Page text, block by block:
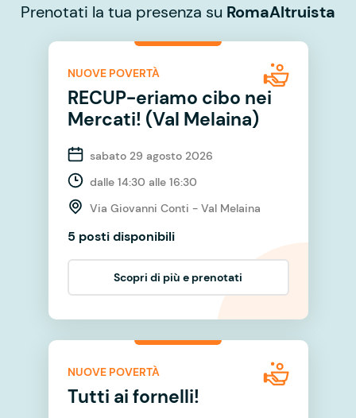
Prenotati la tua presenza su RomaAltruista
NUOVE POVERTÀ
RECUP-eriamo cibo nei
Mercati! (Val Melaina)
sabato 29 agosto 2026
dalle 14:30 alle 16:30
Via Giovanni Conti - Val Melaina
5 posti disponibili
Scopri di più e prenotati
NUOVE POVERTÀ
Tutti ai fornelli!